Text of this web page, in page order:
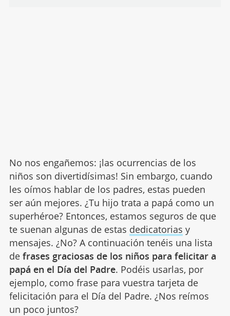
No nos engañemos: ¡las ocurrencias de los
niños son divertidísimas! Sin embargo, cuando
les oímos hablar de los padres, estas pueden
ser aún mejores. ¿Tu hijo trata a papá como un
superhéroe? Entonces, estamos seguros de que
te suenan algunas de estas dedicatorias y
mensajes. ¿No? A continuación tenéis una lista
de frases graciosas de los niños para felicitar a
papá en el Día del Padre. Podéis usarlas, por
ejemplo, como frase para vuestra tarjeta de
felicitación para el Día del Padre. ¿Nos reímos
un poco juntos?